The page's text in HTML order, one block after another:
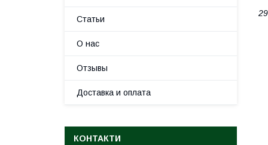
Статьи
О нас
Отзывы
Доставка и оплата
КОНТАКТИ